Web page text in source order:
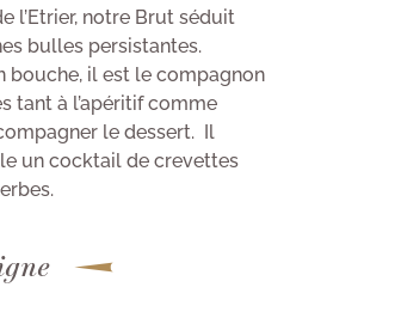
l’Etrier, notre Brut séduit
bulles persistantes.
bouche, il est le compagnon
tant à l’apéritif comme
le dessert. Il
un cocktail de crevettes